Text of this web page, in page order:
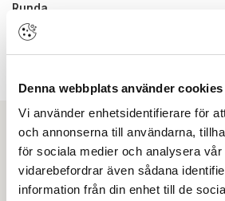
Denna webbplats använder cookies
Vi använder enhetsidentifierare för
och annonserna till användarna,
för sociala medier och analysera
vidarebefordrar även sådana
information från din enhet till de
Runda
RULLMÅTT:
49 mm
Ladda ner
Drift & skötsel